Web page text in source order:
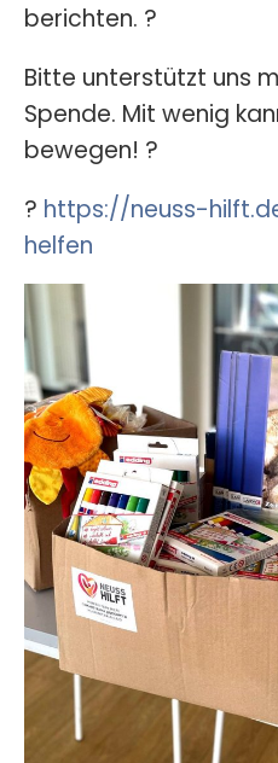
berichten. ?
Bitte unterstützt uns
Spende. Mit wenig
bewegen! ?
? https://neuss-
helfen